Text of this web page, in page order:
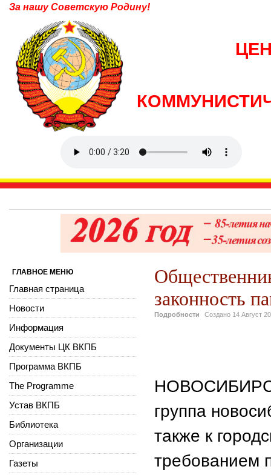
За нашу Советскую Родину!
законность
Подробности Создано 14 Август
группа
также к
требованием
ГЛАВНОЕ МЕНЮ
Главная страница
Новости
Информация
Документы ЦК ВКПБ
Программа ВКПБ
The Programme
Устав ВКПБ
Библиотека
Организации
Газеты